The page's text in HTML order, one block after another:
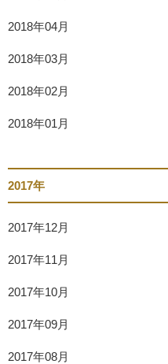
2018年04月
2018年03月
2018年02月
2018年01月
2017年
2017年12月
2017年11月
2017年10月
2017年09月
2017年08月